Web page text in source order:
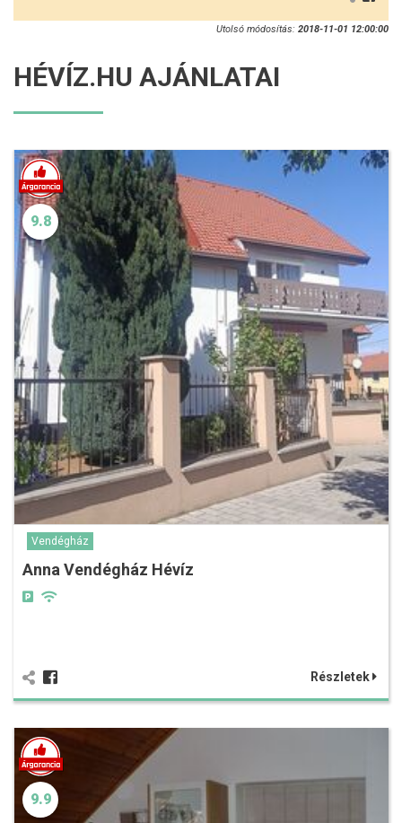
Utolsó módosítás: 2018-11-01 12:00:00
HÉVÍZ.HU AJÁNLATAI
9.8
Vendégház
Anna Vendégház Hévíz
Részletek
9.9